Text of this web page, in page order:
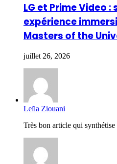
LG et Prime Video :
expérience
Masters of the
juillet 26, 2026
Leïla Ziouani
Très bon article qui